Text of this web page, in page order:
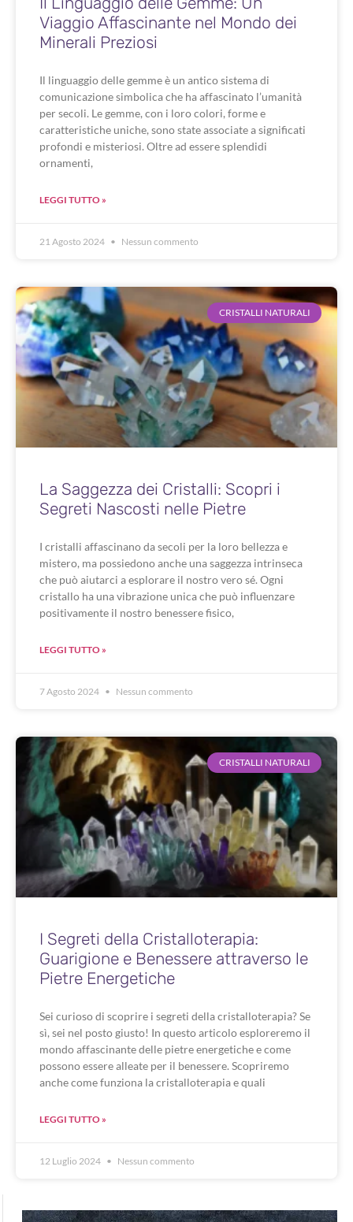
Viaggio Affascinante nel Mondo dei
Minerali Preziosi
Il linguaggio delle gemme è un antico sistema di
comunicazione simbolica che ha affascinato l’umanità
per secoli. Le gemme, con i loro colori, forme e
caratteristiche uniche, sono state associate a significati
profondi e misteriosi. Oltre ad essere splendidi
ornamenti,
LEGGI TUTTO »
21 Agosto 2024 Nessun commento
CRISTALLI NATURALI
La Saggezza dei Cristalli: Scopri i
Segreti Nascosti nelle Pietre
I cristalli affascinano da secoli per la loro bellezza e
mistero, ma possiedono anche una saggezza intrinseca
che può aiutarci a esplorare il nostro vero sé. Ogni
cristallo ha una vibrazione unica che può influenzare
positivamente il nostro benessere fisico,
LEGGI TUTTO »
7 Agosto 2024 Nessun commento
CRISTALLI NATURALI
I Segreti della Cristalloterapia:
Guarigione e Benessere attraverso le
Pietre Energetiche
Sei curioso di scoprire i segreti della cristalloterapia? Se
sì, sei nel posto giusto! In questo articolo esploreremo il
mondo affascinante delle pietre energetiche e come
possono essere alleate per il benessere. Scopriremo
anche come funziona la cristalloterapia e quali
LEGGI TUTTO »
12 Luglio 2024 Nessun commento